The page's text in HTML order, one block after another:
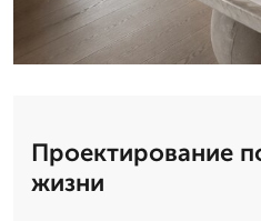
Проектирование
жизни